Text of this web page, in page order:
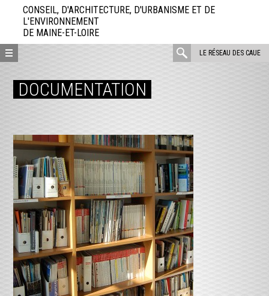
directement
contenu
CONSEIL, D'ARCHITECTURE, D'URBANISME ET DE
L'ENVIRONNEMENT
DE MAINE-ET-LOIRE
LE RÉSEAU DES CAUE
rechercher
DOCUMENTATION